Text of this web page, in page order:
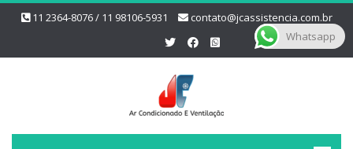
11 2364-8076 / 11 98106-5931 contato@jcassistencia.com.br
Whatsapp